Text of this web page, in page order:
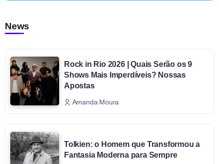
News
Rock in Rio 2026 | Quais Serão os 9
Shows Mais Imperdíveis? Nossas
Apostas
Amanda Moura
Tolkien: o Homem que Transformou a
Fantasia Moderna para Sempre